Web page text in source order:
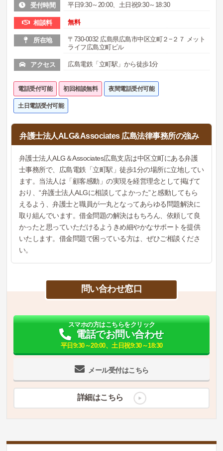
受付時間 平日9:30～20:00、土日祝9:30～18:30
相談料 無料
所在地
〒730-0032 広島県広島市中区立町２−２７ メット
ライフ広島立町ビル
アクセス 広島電鉄「立町駅」から徒歩1分
電話受付可能 初回相談無料 夜間電話受付可能
土日電話受付可能
弁護士法人ALG&Associates 広島法律事務所の強み
弁護士法人ALG＆Associates広島支店は中区立町にある弁護
士事務所で、広島電鉄「立町駅」徒歩1分の場所に立地してい
ます。当法人は「顧客感動」の実現を経営理念として掲げて
おり、“弁護士法人ALGに相談してよかった”と感動してもら
えるよう、弁護士と職員が一丸となってあらゆる問題解決に
取り組んでいます。借金問題の解決はもちろん、依頼して良
かったと思っていただけるようきめ細やかなサポートを提供
いたします。借金問題で困っている方は、ぜひご相談くださ
い。
問い合わせ窓口
メール受付はこちら
スマホの方はこちらをクリック
電話でお問い合わせ
平日9:30～20:00、土日祝9:30～18:30
詳細はこちら